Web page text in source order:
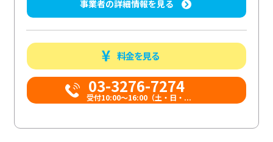
事業者の詳細情報を見る
料金を見る
03-3276-7274
受付10:00〜16:00（土・日・...